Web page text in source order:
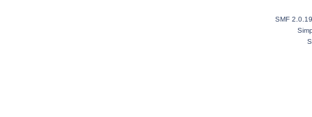
SMF 2.0.19